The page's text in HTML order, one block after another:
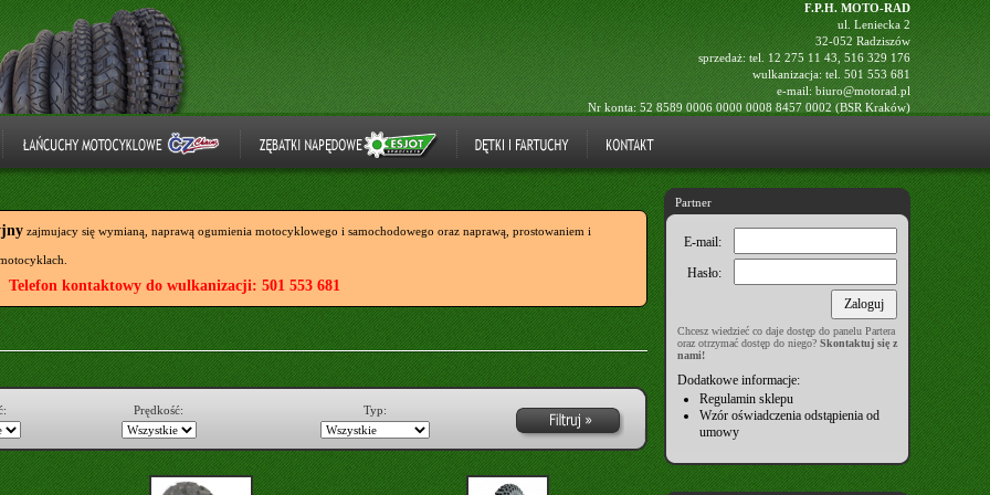
F.P.H. MOTO-RAD
ul. Leniecka 2
32-052 Radziszów
sprzedaż: tel. 12 275 11 43,516 329 176
wulkanizacja: tel. 501 553 681
e-mail: biuro@motorad.pl
Nr konta: 52 8589 0006 0000 0008 8457 0002 (BSR Kraków)
zajmujacy się wymianą, naprawą ogumienia motocyklowego i samochodowego oraz naprawą, prostowaniem i
Telefon kontaktowy do wulkanizacji: 501 553 681
Prędkość: Typ:
Partner
E-mail:
Hasło:
Chcesz wiedzieć co daje dostęp do panelu Partera
oraz otrzymać dostęp do niego? Skontaktuj się z
nami!
Dodatkowe informacje:
Regulamin sklepu
Wzór oświadczenia odstąpienia od
umowy